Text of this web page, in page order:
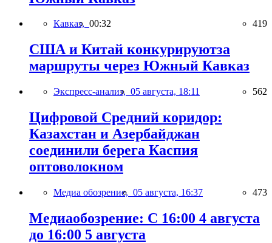
Кавказ, 00:32 419
США и Китай конкурируютза
маршруты через Южный Кавказ
Экспресс-анализ, 05 августа, 18:11 562
Цифровой Средний коридор:
Казахстан и Азербайджан
соединили берега Каспия
оптоволокном
Медиа обозрение, 05 августа, 16:37 473
Медиаобозрение: С 16:00 4 августа
до 16:00 5 августа